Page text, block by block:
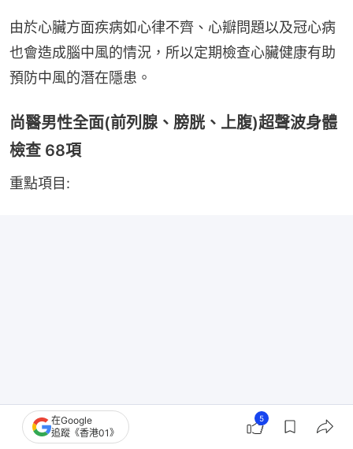
由於心臟方面疾病如心律不齊、心瓣問題以及冠心病
也會造成腦中風的情況，所以定期檢查心臟健康有助
預防中風的潛在隱患。
尚醫男性全面(前列腺、膀胱、上腹)超聲波身體
檢查 68項
重點項目:
在Google
追蹤《香港01》
5